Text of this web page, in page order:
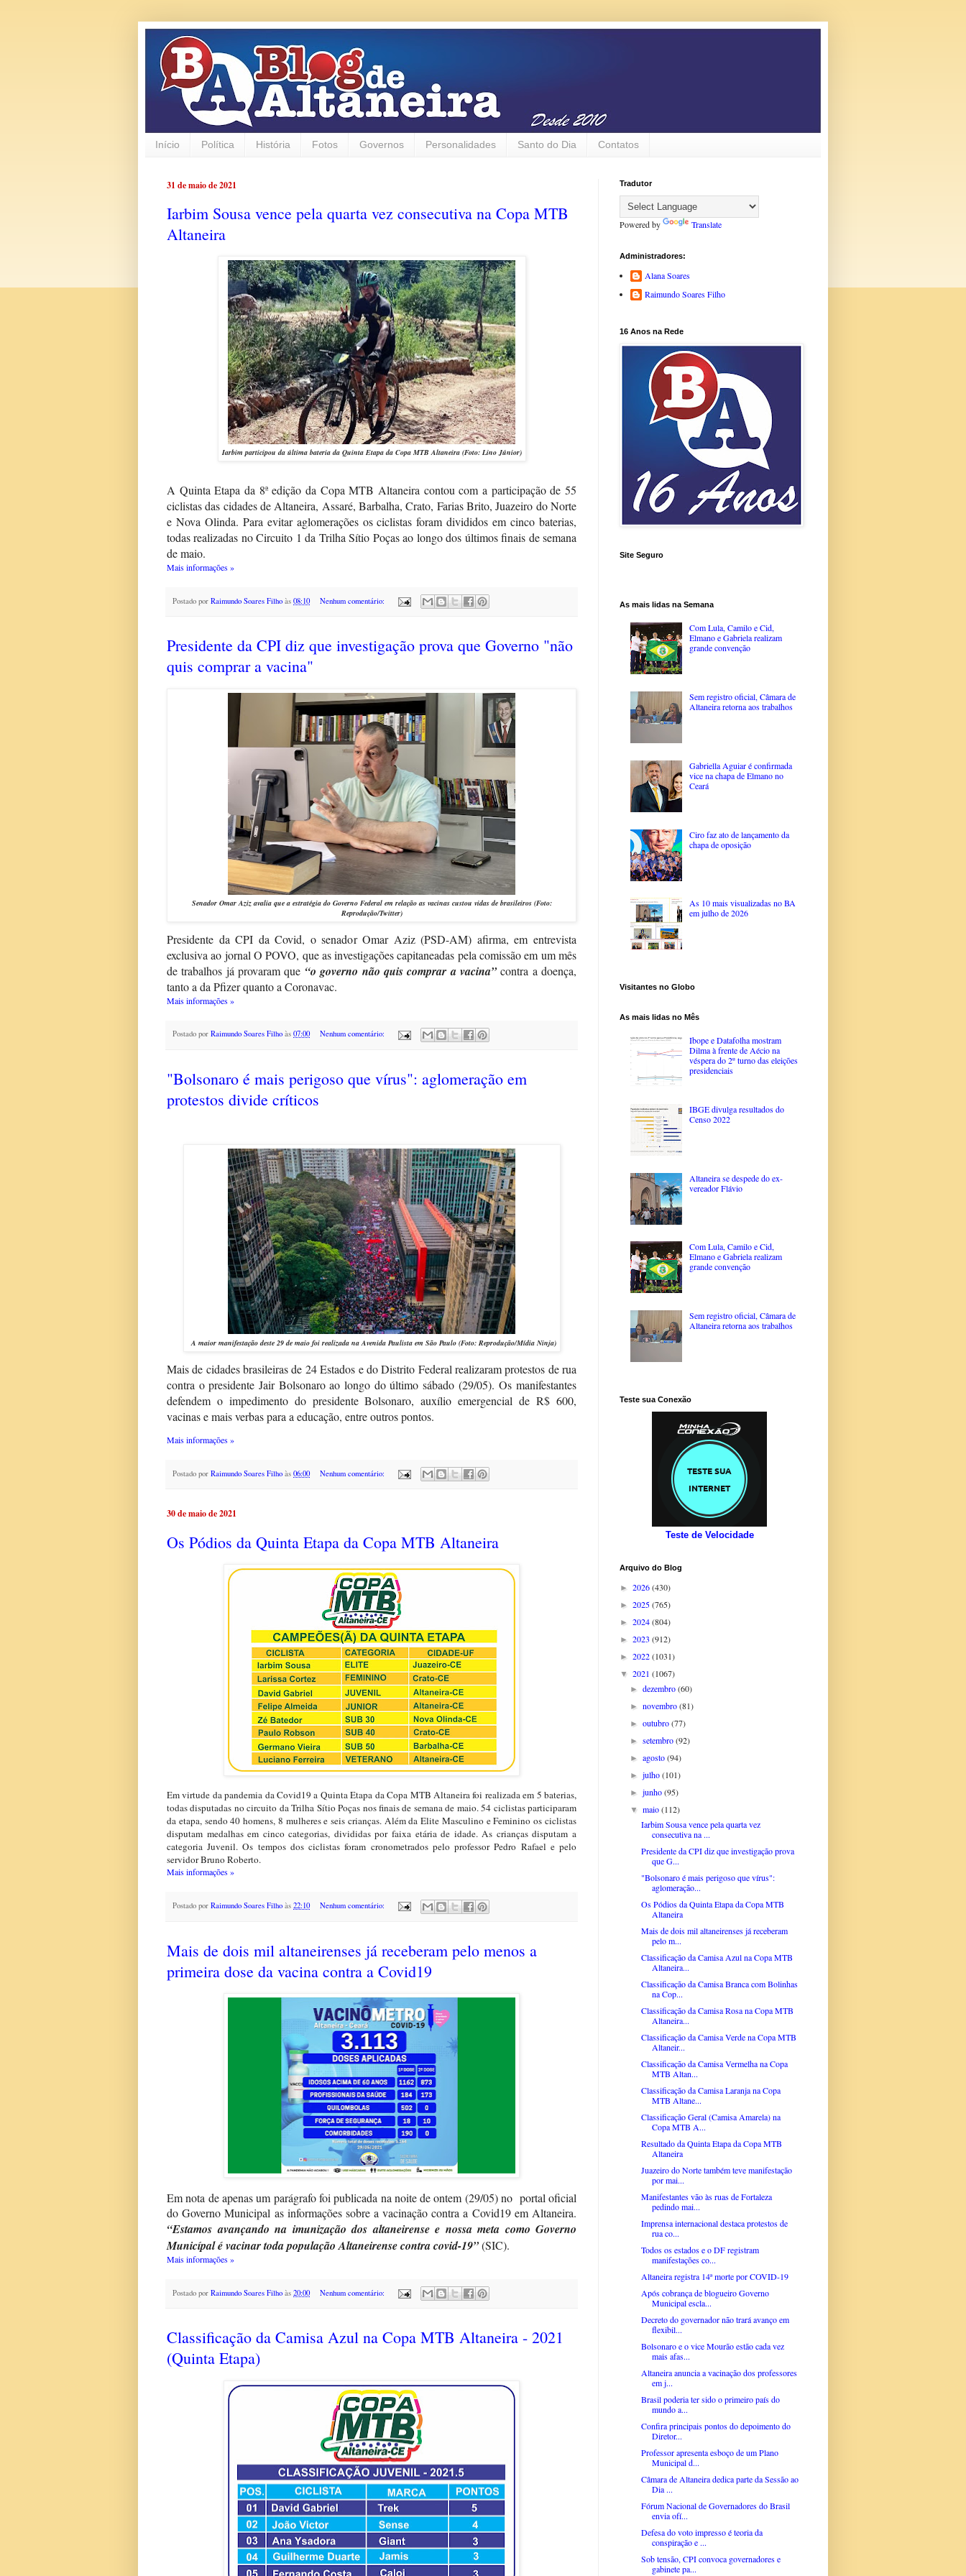
Início Política História Fotos Governos Personalidades Santo do Dia Contatos
31 de maio de 2021
Iarbim Sousa vence pela quarta vez consecutiva na Copa MTB
Altaneira
Iarbim participou da última bateria da Quinta Etapa da Copa MTB Altaneira (Foto: Lino Júnior)
A Quinta Etapa da 8ª edição da Copa MTB Altaneira contou com a participação de 55
ciclistas das cidades de Altaneira, Assaré, Barbalha, Crato, Farias Brito, Juazeiro do Norte
e Nova Olinda. Para evitar aglomerações os ciclistas foram divididos em cinco baterias,
todas realizadas no Circuito 1 da Trilha Sítio Poças ao longo dos últimos finais de semana
de maio.
Mais informações »
Postado por Raimundo Soares Filho às 08:10 Nenhum comentário:
Presidente da CPI diz que investigação prova que Governo "não
quis comprar a vacina"
Senador Omar Aziz avalia que a estratégiado Governo Federal em relação as vacinas custou vidas de brasileiros (Foto:
Reprodução/Twitter)
Presidente da CPI da Covid, o senador Omar Aziz (PSD-AM) afirma, em entrevista
exclusiva ao jornal O POVO, que as investigações capitaneadas pela comissão em um mês
de trabalhos já provaram que “o governo não quis comprar a vacina”contra a doença,
tanto a da Pfizer quanto a Coronavac.
Mais informações »
Postado por Raimundo Soares Filho às 07:00 Nenhum comentário:
"Bolsonaro é mais perigoso que vírus": aglomeração em
protestos divide críticos
A maior manifestação deste 29 de maio foi realizada na Avenida Paulista em São Paulo (Foto: Reprodução/Mídia Ninja)
Mais de cidades brasileiras de 24 Estados e do Distrito Federal realizaram protestos de rua
contra o presidente Jair Bolsonaro ao longo do último sábado (29/05).Os manifestantes
defendem o impedimento do presidente Bolsonaro, auxílio emergencial de R$ 600,
vacinas e mais verbas para a educação, entre outros pontos.
Mais informações »
Postado por Raimundo Soares Filho às 06:00 Nenhum comentário:
30 de maio de 2021
Os Pódios da Quinta Etapa da Copa MTB Altaneira
Em virtude da pandemia da Covid19 a Quinta Etapa da Copa MTB Altaneira foi realizada em 5 baterias,
todas disputadas no circuito da Trilha Sítio Poças nos finais de semana de maio. 54 ciclistas participaram
da etapa, sendo 40 homens, 8 mulheres e seis crianças. Além da Elite Masculino e Feminino os ciclistas
disputam medalhas em cinco categorias, divididas por faixa etária de idade. As crianças disputam a
categoria Juvenil. Os tempos dos ciclistas foram cronometrados pelo professor Pedro Rafael e pelo
servidor Bruno Roberto.
Mais informações »
Postado por Raimundo Soares Filho às 22:10 Nenhum comentário:
Mais de dois mil altaneirenses já receberam pelo menos a
primeira dose da vacina contra a Covid19
Em nota de apenas um parágrafo foi publicada na noite de ontem (29/05) no portal oficial
do Governo Municipal as informações sobre a vacinação contra a Covid19 em Altaneira.
“Estamos avançando na imunização dos altaneirense e nossa meta como Governo
Municípal é vacinar toda população Altaneirense contra covid-19”(SIC).
Mais informações »
Postado por Raimundo Soares Filho às 20:00 Nenhum comentário:
Classificação da Camisa Azul na Copa MTB Altaneira - 2021
(Quinta Etapa)
Tradutor
Powered by Translate
Administradores:
Alana Soares
Raimundo Soares Filho
16 Anos na Rede
Site Seguro
As mais lidas na Semana
Com Lula, Camilo e Cid,
Elmano e Gabriela realizam
grande convenção
Sem registro oficial, Câmara de
Altaneira retorna aos trabalhos
Gabriella Aguiar é confirmada
vice na chapa de Elmano no
Ceará
Ciro faz ato de lançamento da
chapa de oposição
As 10 mais visualizadas no BA
em julho de 2026
Visitantes no Globo
As mais lidas no Mês
Ibope e Datafolha mostram
Dilma à frente de Aécio na
véspera do 2º turno das eleições
presidenciais
IBGE divulga resultados do
Censo 2022
Altaneira se despede do ex-
vereador Flávio
Com Lula, Camilo e Cid,
Elmano e Gabriela realizam
grande convenção
Sem registro oficial, Câmara de
Altaneira retorna aos trabalhos
Teste sua Conexão
Teste de Velocidade
Arquivo do Blog
► 2026(430)
► 2025(765)
► 2024(804)
► 2023 (912)
► 2022(1031)
▼ 2021 (1067)
►dezembro(60)
►novembro(81)
►outubro(77)
►setembro(92)
►agosto(94)
►julho(101)
►junho(95)
▼maio(112)
Iarbim Sousa vence pela quarta vez
consecutiva na ...
Presidente da CPI diz que investigação prova
que G...
"Bolsonaro é mais perigoso que vírus":
aglomeração...
Os Pódios da Quinta Etapa da Copa MTB
Altaneira
Mais de dois mil altaneirenses já receberam
pelo m...
Classificação da Camisa Azul na Copa MTB
Altaneira...
Classificação da Camisa Branca com Bolinhas
na Cop...
Classificação da Camisa Rosa na Copa MTB
Altaneira...
Classificação da Camisa Verde na Copa MTB
Altaneir...
Classificação da Camisa Vermelha na Copa
MTB Altan...
Classificação da Camisa Laranja na Copa
MTB Altane...
Classificação Geral (Camisa Amarela) na
Copa MTB A...
Resultado da Quinta Etapa da Copa MTB
Altaneira
Juazeiro do Norte também teve manifestação
por mai...
Manifestantes vão às ruas de Fortaleza
pedindo mai...
Imprensa internacional destaca protestos de
rua co...
Todos os estados e o DF registram
manifestações co...
Altaneira registra 14ª morte por COVID-19
Após cobrança de blogueiro Governo
Municipal escla...
Decreto do governador não trará avanço em
flexibil...
Bolsonaro e o vice Mourão estão cada vez
mais afas...
Altaneira anuncia a vacinação dos professores
em j...
Brasil poderia ter sido o primeiro país do
mundo a...
Confira principais pontos do depoimento do
Diretor...
Professor apresenta esboço de um Plano
Municipal d...
Câmara de Altaneira dedica parte da Sessão ao
Dia ...
Fórum Nacional de Governadores do Brasil
envia ofí...
Defesa do voto impresso é teoria da
conspiração e ...
Sob tensão, CPI convoca governadores e
gabinete pa...